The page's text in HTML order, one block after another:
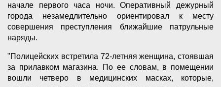
начале первого часа ночи. Оперативный дежурный
города незамедлительно ориентировал к месту
совершения преступления ближайшие патрульные
наряды.
"Полицейских встретила 72-летняя женщина, стоявшая
за прилавком магазина. По ее словам, в помещении
вошли четверо в медицинских масках, которые,